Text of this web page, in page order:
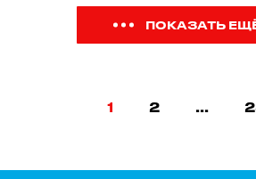
ПОКАЗАТЬ
1 2 ...